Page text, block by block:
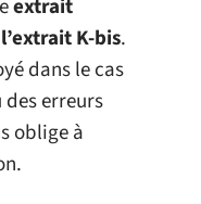
extrait
K-bis.
dans le cas
erreurs
oblige à